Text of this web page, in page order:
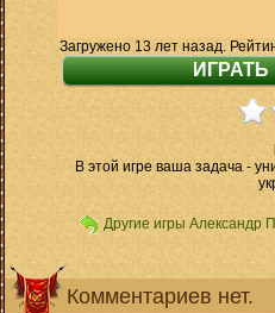
Загружено 13 лет назад.
В этой игре ваша задача -
Другие игры Александр
Комментариев нет.